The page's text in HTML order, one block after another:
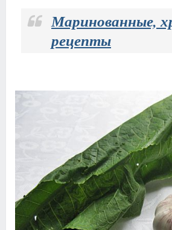
Маринованные,
рецепты